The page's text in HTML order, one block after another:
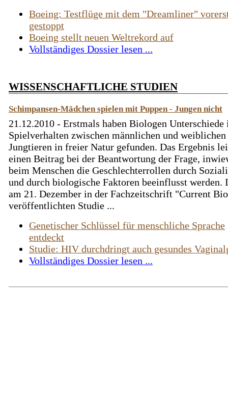
Boeing: Testflüge mit dem "Dreamliner"
gestoppt
Boeing stellt neuen Weltrekord auf
Vollständiges Dossier lesen ...
WISSENSCHAFTLICHE STUDIEN
Schimpansen-Mädchen spielen mit Puppen - Jungen nicht
21.12.2010 - Erstmals haben Biologen Unterschiede
Spielverhalten zwischen männlichen und weiblichen
Jungtieren in freier Natur gefunden. Das Ergebnis
einen Beitrag bei der Beantwortung der Frage,
beim Menschen die Geschlechterrollen durch
und durch biologische Faktoren beeinflusst werden.
am 21. Dezember in der Fachzeitschrift "Current
veröffentlichten Studie ...
Genetischer Schlüssel für menschliche Sprache
entdeckt
Studie: HIV durchdringt auch gesundes
Vollständiges Dossier lesen ...